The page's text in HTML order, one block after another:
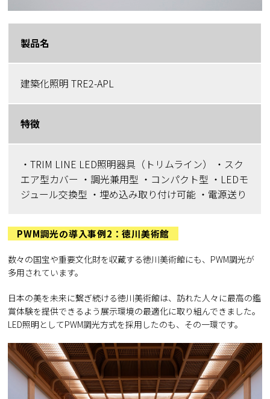
製品名
建築化照明 TRE2-APL
特徴
・TRIM LINE LED照明器具（トリムライン） ・スク
エア型カバー ・調光兼用型 ・コンパクト型 ・LEDモ
ジュール交換型 ・埋め込み取り付け可能 ・電源送り
PWM調光の導入事例2：徳川美術館
数々の国宝や重要文化財を収蔵する徳川美術館にも、PWM調光が
多用されています。
日本の美を未来に繋ぎ続ける徳川美術館は、訪れた人々に最高の鑑
賞体験を提供できるよう展示環境の最適化に取り組んできました。
LED照明としてPWM調光方式を採用したのも、その一環です。